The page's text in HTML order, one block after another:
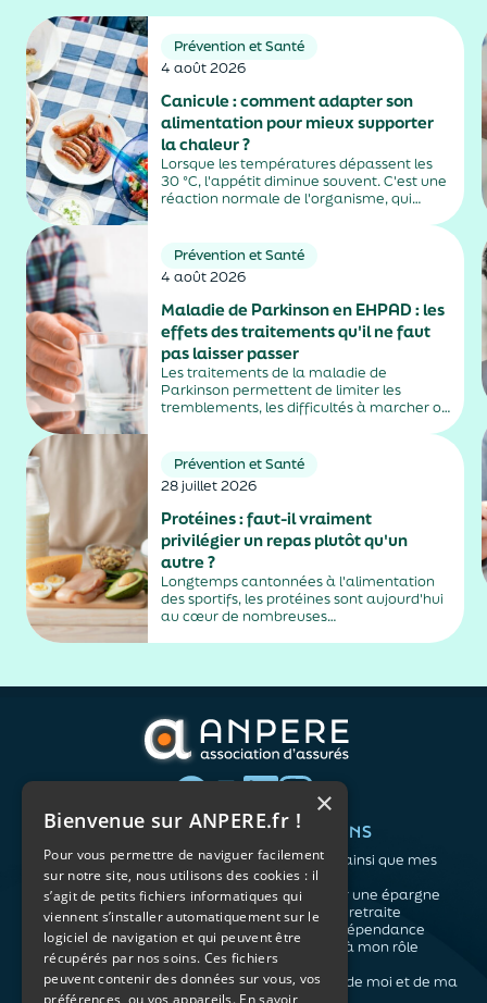
Prévention et Santé
4 août 2026
Canicule : comment adapter son
alimentation pour mieux supporter
la chaleur ?
Lorsque les températures dépassent les
30 °C, l'appétit diminue souvent. C'est une
réaction normale de l'organisme, qui
sauter des repas ? Quels aliments
privilégier ? Une alimentation adaptée
permet non...
Prévention et Santé
4 août 2026
Maladie de Parkinson en EHPAD : les
effets des traitements qu'il ne faut
pas laisser passer
Les traitements de la maladie de
Parkinson permettent de limiter les
tremblements, les difficultés à marcher ou
parfois difficiles à repérer, notamment
chez les personnes âgées vivant en
EHPAD....
Prévention et Santé
28 juillet 2026
Protéines : faut-il vraiment
privilégier un repas plutôt qu'un
autre ?
Longtemps cantonnées à l'alimentation
des sportifs, les protéines sont aujourd'hui
au cœur de nombreuses
distinguer les conseils fondés des effets de
QUI SOMMES-NOUS ?
L'association
Notre organisation
L’équipe
Les atouts du contrat
associatif
VOS BESOINS
Me protéger ainsi que mes
proches
Me constituer une épargne
Préparer ma retraite
Anticiper la dépendance
Me préparer à mon rôle
d'aidant
Prendre soin de moi et de ma
santé
×
Bienvenue sur ANPERE.fr !
Pour vous permettre de naviguer facilement
sur notre site, nous utilisons des cookies : il
s’agit de petits fichiers informatiques qui
viennent s’installer automatiquement sur le
logiciel de navigation et qui peuvent être
récupérés par nos soins. Ces fichiers
peuvent contenir des données sur vous, vos
préférences, ou vos appareils. En savoir